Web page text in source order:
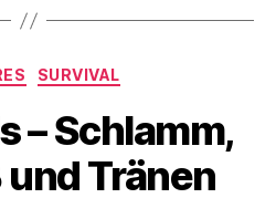
Kategorien
SURVIVAL
– Schlamm,
Tränen